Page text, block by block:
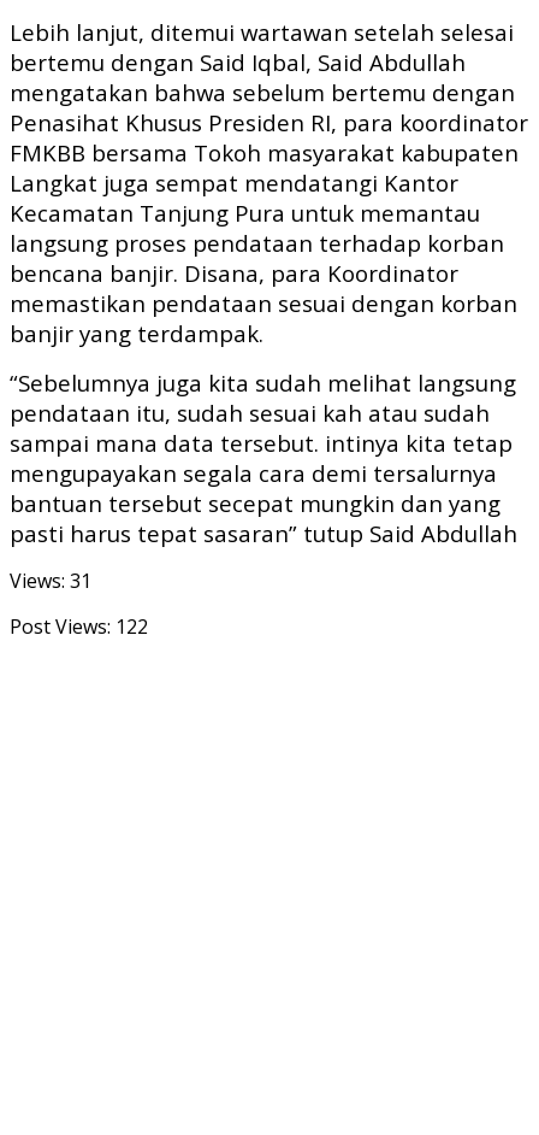
Lebih lanjut, ditemui wartawan setelah selesai
bertemu dengan Said Iqbal, Said Abdullah
mengatakan bahwa sebelum bertemu dengan
Penasihat Khusus Presiden RI, para koordinator
FMKBB bersama Tokoh masyarakat kabupaten
Langkat juga sempat mendatangi Kantor
Kecamatan Tanjung Pura untuk memantau
langsung proses pendataan terhadap korban
bencana banjir. Disana, para Koordinator
memastikan pendataan sesuai dengan korban
banjir yang terdampak.
“Sebelumnya juga kita sudah melihat langsung
pendataan itu, sudah sesuai kah atau sudah
sampai mana data tersebut. intinya kita tetap
mengupayakan segala cara demi tersalurnya
bantuan tersebut secepat mungkin dan yang
pasti harus tepat sasaran” tutup Said Abdullah
Views: 31
Post Views: 122